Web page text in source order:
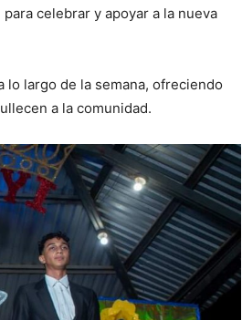
celebrar y apoyar a la nueva
lo largo de la semana, ofreciendo
a la comunidad.